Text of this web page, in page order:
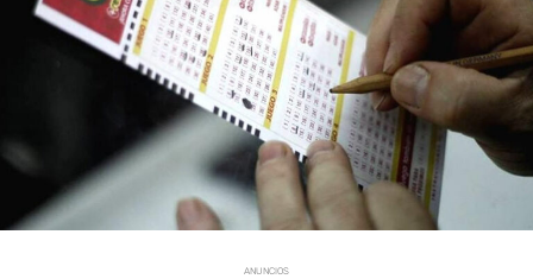
ANUNCIOS